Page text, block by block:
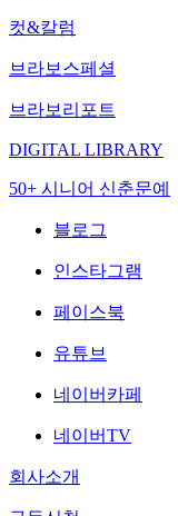
컷&칼럼
브라보스페셜
브라보리포트
DIGITAL LIBRARY
50+ 시니어 신춘문예
블로그
인스타그램
페이스북
유튜브
네이버카페
네이버TV
회사소개